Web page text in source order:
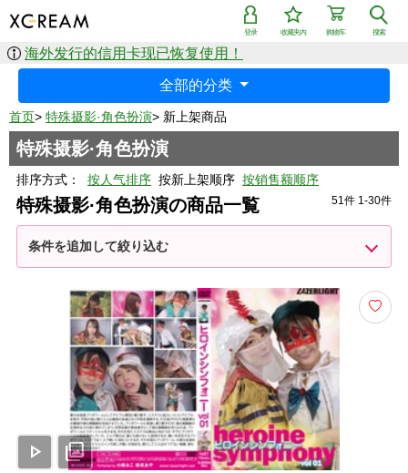
搜索
购物车
收藏夹内
登录
海外发行的信用卡现已恢复使用！
全部的分类
首页> 特殊摄影·角色扮演> 新上架商品
特殊摄影·角色扮演
排序方式： 按人气排序 按新上架顺序 按销售额顺序
特殊摄影·角色扮演の商品一覧 51件 1-30件
条件を追加して絞り込む
play_arrow photo_library